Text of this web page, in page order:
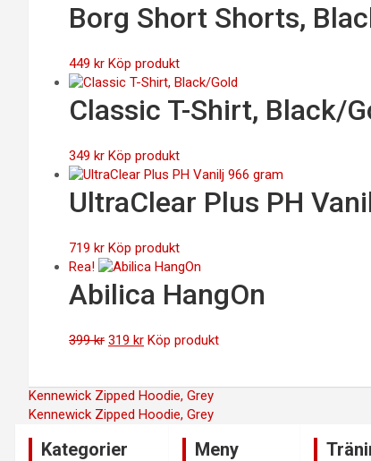
Borg Short Shorts,
449 kr Köp produkt
Classic T-Shirt, Black/
349 kr Köp produkt
UltraClear Plus PH
719 kr Köp produkt
Rea!
Abilica HangOn
399kr Det
var:
399 kr.
319 krDet
är:
319 kr.
Köp produkt
Inläggsnavigering
Kennewick Zipped Hoodie, Grey
Kennewick Zipped Hoodie, Grey
Kategorier Meny